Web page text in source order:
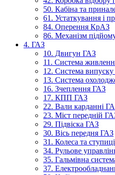
50. Кабіна та
61. Устаткування і
84. Оперення КрАЗ
86. Механізм
4. ГАЗ
10. Двигун ГАЗ
11. Система
12. Система випуску
13. Система
16. Зчеплення ГАЗ
17. КПП ГАЗ
22. Вали карданні
23. Міст передній
29. Підвіска ГАЗ
30. Вісь передня ГАЗ
31. Колеса та
34. Рульове
35. Гальмівна
37.